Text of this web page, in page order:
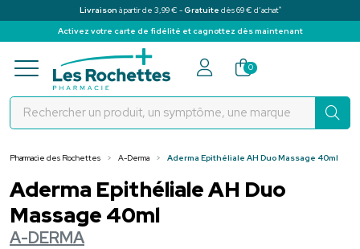
Livraison à partir de 3,99 € -Gratuite dès 69 € d’achat*
Activez votre carte de fidélité et cagnottez dès maintenant
Pharmacie des Rochettes Votre
0
Pharmacie des Rochettes A-Derma Aderma Epithéliale AH Duo Massage 40ml
Aderma Epithéliale AH Duo
Massage 40ml
A-DERMA